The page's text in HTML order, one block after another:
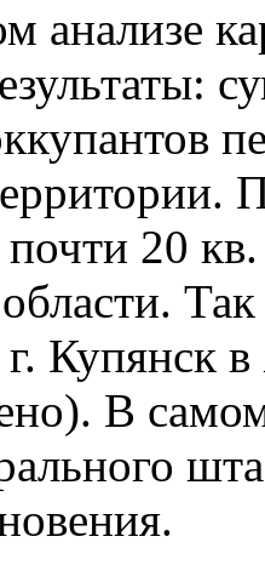
анализе
20
Купянск
В